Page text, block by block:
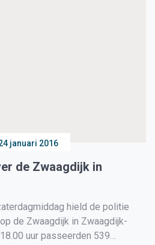
januari 2016
de Zwaagdijk in
hield de politie
de Zwaagdijk in Zwaagdijk-
uur passeerden 539